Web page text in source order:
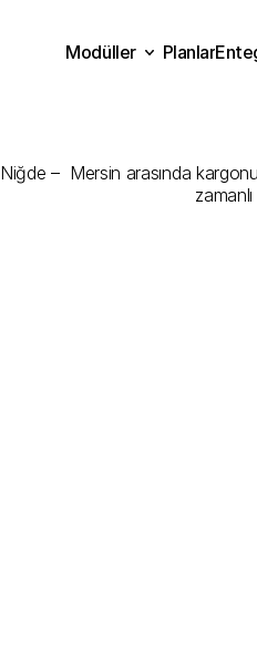
Niğde –  Mersin arasında
Modüller
Planlar